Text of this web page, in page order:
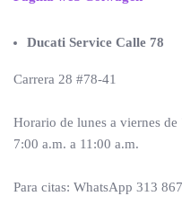
Ducati Service Calle 78
Carrera 28 #78-41
Horario de lunes a viernes
7:00 a.m. a 11:00 a.m.
Para citas: WhatsApp 313